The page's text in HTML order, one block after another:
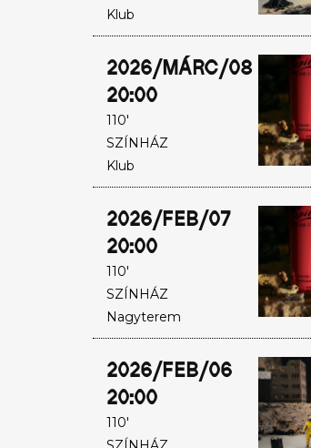
Klub
2026/MÁRC/08
20:00
110'
SZÍNHÁZ
Klub
2026/FEB/07
20:00
110'
SZÍNHÁZ
Nagyterem
2026/FEB/06
20:00
110'